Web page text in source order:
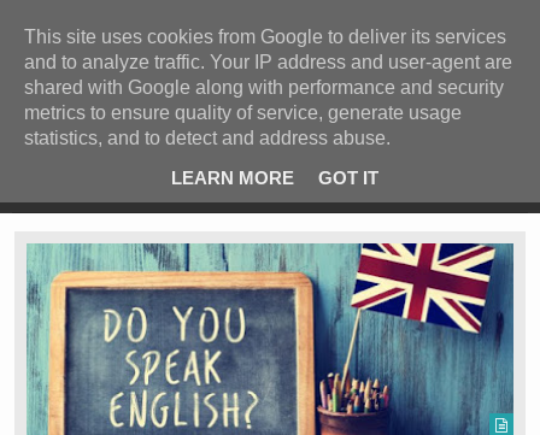
Ιερόσυλοι έκλεψαν τάματα από Ιερό Ναό στις Σέρρες
ΚΕΝΤΡΙΚΗ ΑΝΑ ΚΑΤΗΓΟΡΙΑ
ΕΙΔΗΣΕΙΣ ΑΝΑ ΠΕΡΙΟΧΗ
ΠΡΟΣΦΑΤΑ ΝΕΑ
Ν. ΣΕΡΡΩΝ Η ΓΗ ΜΑΣ
ΤΥΧΑΙΕΣ ΑΝΑΡΤΗΣΕΙΣ/ΑΡΘΡΑ
Serres Racing Circuit
Panserraikos FC
This site uses cookies from Google to deliver its services
and to analyze traffic. Your IP address and user-agent are
shared with Google along with performance and security
metrics to ensure quality of service, generate usage
statistics, and to detect and address abuse.
LEARN MORE
GOT IT